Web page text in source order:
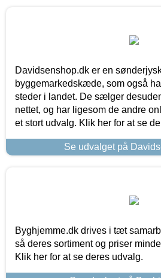
Davidsenshop.dk er en
byggemarkedskæde, som også
steder i landet. De sælger
nettet, og har ligesom de andre
et stort udvalg. Klik her for at se
Se udvalget på
Byghjemme.dk drives i tæt
så deres sortiment og priser
Klik her for at se deres udvalg.